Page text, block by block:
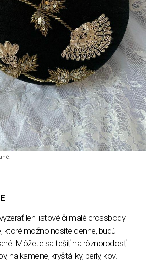
len listové či malé crossbody
ktoré možno nosíte denne, budú
Môžete sa tešiť na rôznorodosť
na kamene, kryštáliky, perly, kov.